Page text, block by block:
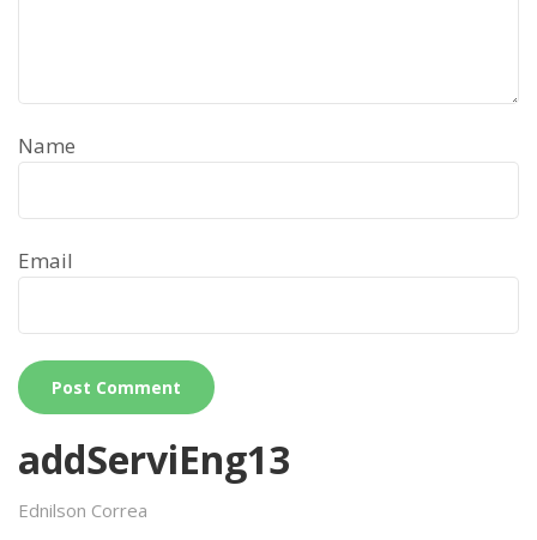
Name
Email
addServiEng13
Ednilson Correa